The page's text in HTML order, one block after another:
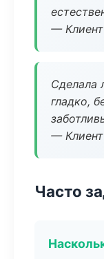
—
Сделала
гладко,
—
Часто